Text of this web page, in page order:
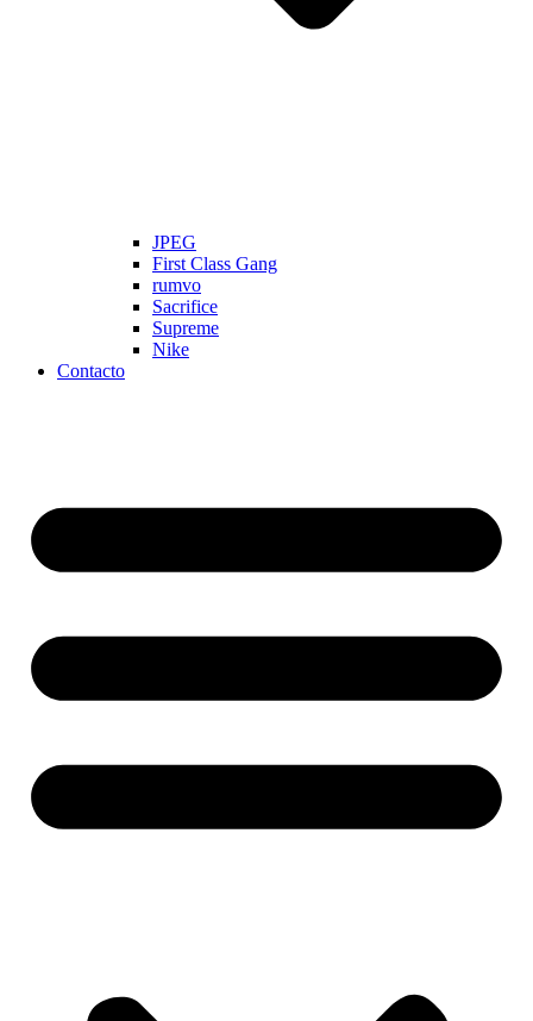
JPEG
First Class Gang
rumvo
Sacrifice
Supreme
Nike
Contacto